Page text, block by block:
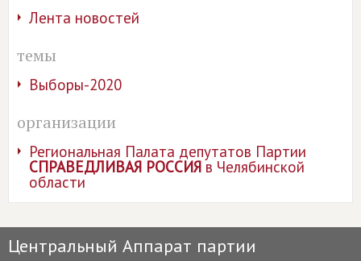
Лента новостей
темы
Выборы-2020
организации
Региональная Палата депутатов Партии
СПРАВЕДЛИВАЯ РОССИЯв Челябинской
области
Центральный Аппарат партии